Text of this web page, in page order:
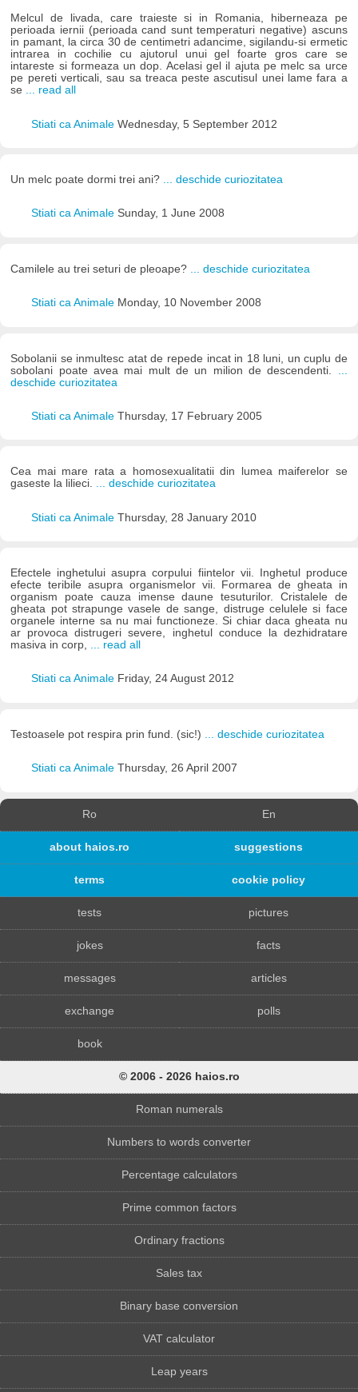
Melcul de livada, care traieste si in Romania, hiberneaza pe
perioada iernii (perioada cand sunt temperaturi negative) ascuns
in pamant, la circa 30 de centimetri adancime, sigilandu-si ermetic
intrarea in cochilie cu ajutorul unui gel foarte gros care se
intareste si formeaza un dop. Acelasi gel il ajuta pe melc sa urce
pe pereti verticali, sau sa treaca peste ascutisul unei lame fara a
se ... read all
Stiati ca Animale Wednesday, 5 September 2012
Un melc poate dormi trei ani? ... deschide curiozitatea
Stiati ca Animale Sunday, 1 June 2008
Camilele au trei seturi de pleoape? ... deschide curiozitatea
Stiati ca Animale Monday, 10 November 2008
Sobolanii se inmultesc atat de repede incat in 18 luni, un cuplu de
sobolani poate avea mai mult de un milion de descendenti.
deschide curiozitatea
Stiati ca Animale Thursday, 17 February 2005
Cea mai mare rata a homosexualitatii din lumea maiferelor se
gaseste la lilieci. ... deschide curiozitatea
Stiati ca Animale Thursday, 28 January 2010
Efectele inghetului asupra corpului fiintelor vii. Inghetul produce
efecte teribile asupra organismelor vii. Formarea de gheata in
organism poate cauza imense daune tesuturilor. Cristalele de
gheata pot strapunge vasele de sange, distruge celulele si face
organele interne sa nu mai functioneze. Si chiar daca gheata nu
ar provoca distrugeri severe, inghetul conduce la dezhidratare
masiva in corp, ... read all
Stiati ca Animale Friday, 24 August 2012
Testoasele pot respira prin fund. (sic!) ... deschide curiozitatea
Stiati ca Animale Thursday, 26 April 2007
Ro En
about haios.ro suggestions
terms cookie policy
tests pictures
jokes facts
messages articles
exchange polls
book
© 2006 - 2026 haios.ro
Roman numerals
Numbers to words converter
Percentage calculators
Prime common factors
Ordinary fractions
Sales tax
Binary base conversion
VAT calculator
Leap years